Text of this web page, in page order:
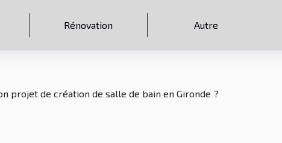
Rénovation Autre
projet de création de salle de bain en Gironde ?